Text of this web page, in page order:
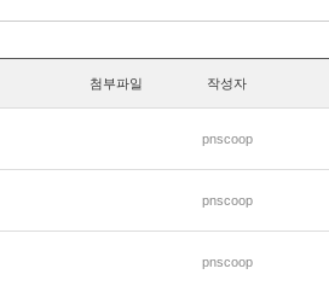
첨부파일 작성자
pnscoop
pnscoop
pnscoop